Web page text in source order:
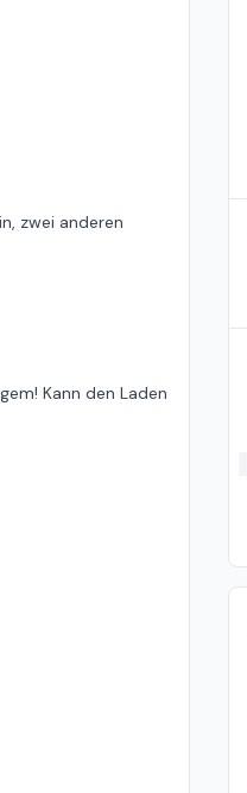
zwei anderen
Kann den Laden